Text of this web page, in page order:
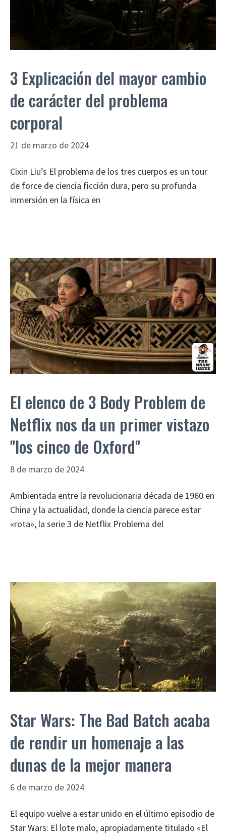
3 Explicación del mayor cambio
de carácter del problema
corporal
21 de marzo de 2024
Cixin Liu’s El problema de los tres cuerpos es un tour
de force de ciencia ficción dura, pero su profunda
inmersión en la física en
El elenco de 3 Body Problem de
Netflix nos da un primer vistazo
"los cinco de Oxford"
8 de marzo de 2024
Ambientada entre la revolucionaria década de 1960 en
China y la actualidad, donde la ciencia parece estar
«rota», la serie 3 de Netflix Problema del
Star Wars: The Bad Batch acaba
de rendir un homenaje a las
dunas de la mejor manera
6 de marzo de 2024
El equipo vuelve a estar unido en el último episodio de
Star Wars: El lote malo, apropiadamente titulado «El